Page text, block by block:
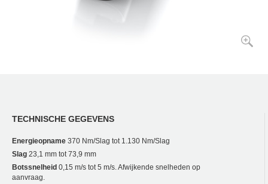
TECHNISCHE GEGEVENS
Energieopname 370 Nm/Slag tot 1.130 Nm/Slag
Slag 23,1 mm tot 73,9 mm
Botssnelheid 0,15 m/s tot 5 m/s. Afwijkende snelheden op
aanvraag.